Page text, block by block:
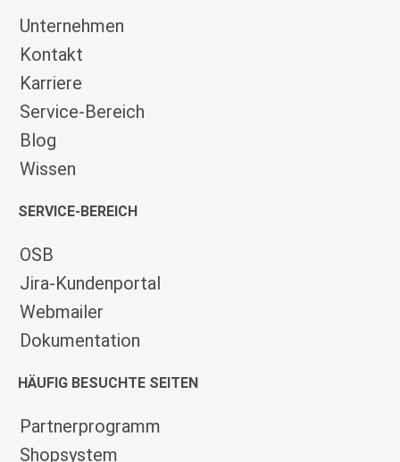
Unternehmen
Kontakt
Karriere
Service-Bereich
Blog
Wissen
SERVICE-BEREICH
OSB
Jira-Kundenportal
Webmailer
Dokumentation
HÄUFIG BESUCHTE SEITEN
Partnerprogramm
Shopsystem